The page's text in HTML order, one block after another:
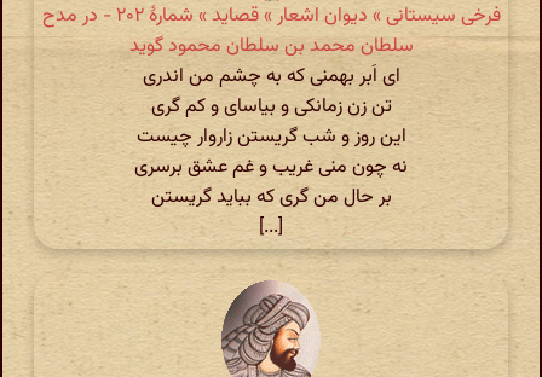
فرخی سیستانی » دیوان اشعار » قصاید » شمارهٔ ۲۰۲ - در مدح
سلطان محمد بن سلطان محمود گوید
ای اَبر بهمنی که به چشم من اندری
تن زن زمانکی و بیاسای و کم گری
این روز و شب گریستن زاروار چیست
نه چون منی غریب و غم عشق برسری
بر حال من گری که بباید گریستن
[...]